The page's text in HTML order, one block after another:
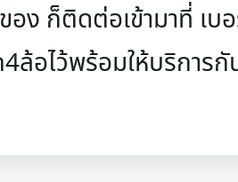
อง ก็ติดต่อเข้ามาที่ เ
4ล้อไว้พร้อมให้บริการ